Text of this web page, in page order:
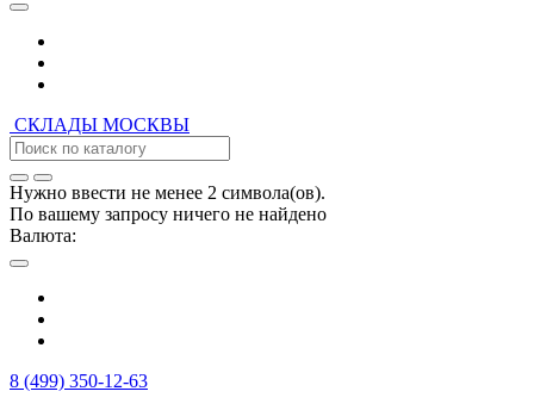
СКЛАДЫ МОСКВЫ
Нужно ввести не менее 2 символа(ов).
По вашему запросу ничего не найдено
Валюта:
8 (499) 350-12-63